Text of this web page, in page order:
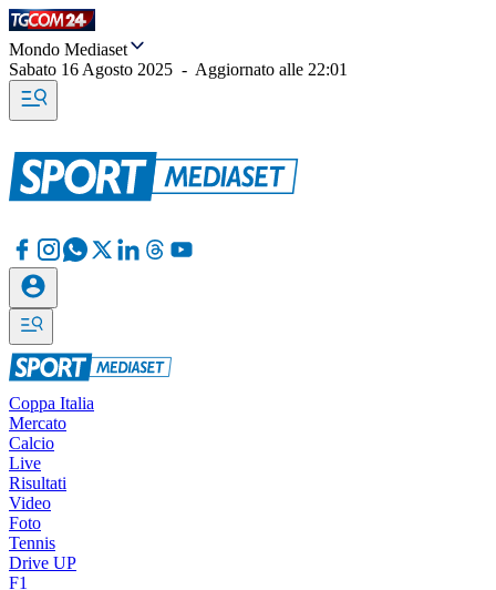
Mondo Mediaset
Sabato 16 Agosto 2025 - Aggiornato alle 22:01
Coppa Italia
Mercato
Calcio
Live
Risultati
Video
Foto
Tennis
Drive UP
F1